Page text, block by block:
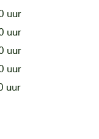
uur
uur
uur
uur
uur